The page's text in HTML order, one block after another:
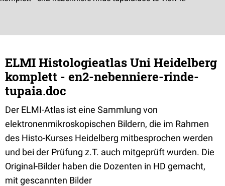
ELMI Histologieatlas Uni Heidelberg
komplett - en2-nebenniere-rinde-
tupaia.doc
Der ELMI-Atlas ist eine Sammlung von
elektronenmikroskopischen Bildern, die im Rahmen
des Histo-Kurses Heidelberg mitbesprochen werden
und bei der Prüfung z.T. auch mitgeprüft wurden. Die
Original-Bilder haben die Dozenten in HD gemacht,
mit gescannten Bilder